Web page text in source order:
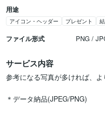
用途
アイコン・ヘッダー プレゼント
ファイル形式 PNG /
サービス内容
参考になる写真が多ければ、
＊データ納品(JPEG/PNG)